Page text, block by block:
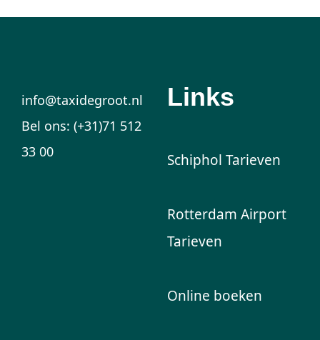
info@taxidegroot.nl
Bel ons: (+31)71 512
33 00
Links
Schiphol Tarieven
Rotterdam Airport
Tarieven
Online boeken